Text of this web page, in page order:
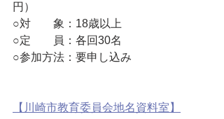
円）
○対　　象：18歳以上
○定　　員：各回30名
○参加方法：要申し込み
【川崎市教育委員会地名資料室】